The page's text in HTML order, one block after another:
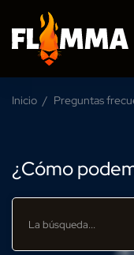
Inicio Preguntas
¿Cómo